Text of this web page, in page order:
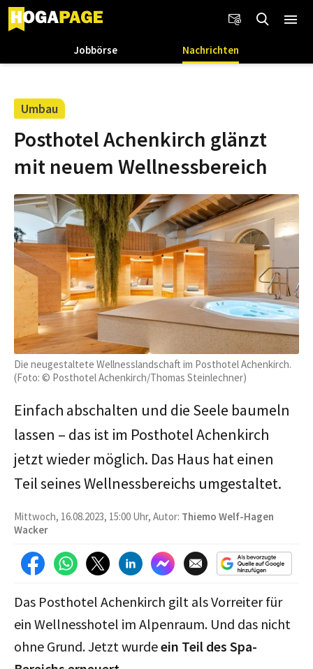
Jobbörse Nachrichten
Umbau
Posthotel Achenkirch glänzt
mit neuem Wellnessbereich
Die neugestaltete Wellnesslandschaft im Posthotel Achenkirch.
(Foto: © Posthotel Achenkirch/Thomas Steinlechner)
Einfach abschalten und die Seele baumeln
lassen – das ist im Posthotel Achenkirch
jetzt wieder möglich. Das Haus hat einen
Teil seines Wellnessbereichs umgestaltet.
Mittwoch, 16.08.2023, 15:00 Uhr, Autor: Thiemo Welf-Hagen
Wacker
Das Posthotel Achenkirch gilt als Vorreiter für
ein Wellnesshotel im Alpenraum. Und das nicht
ohne Grund. Jetzt wurdeein Teil des Spa-